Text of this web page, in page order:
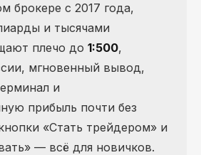
брокере с 2017 года,
и тысячами
плечо до 1:500,
мгновенный вывод,
и
прибыль почти без
«Стать трейдером» и
— всё для новичков.